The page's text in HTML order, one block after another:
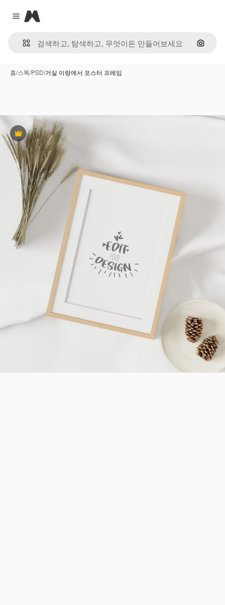
Close menu
Magnific
이미지
홈/스톡/PSD/거실 이랑에서 포스터 프레임
프리미엄